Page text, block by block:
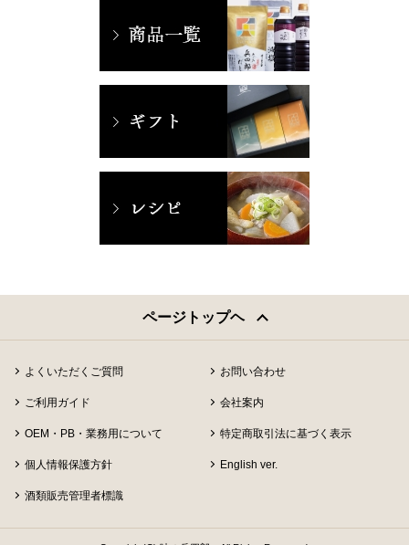
ページトップヘ
よくいただくご質問 お問い合わせ
ご利用ガイド 会社案内
OEM・PB・業務用について 特定商取引法に基づく表示
個人情報保護方針 English ver.
酒類販売管理者標識